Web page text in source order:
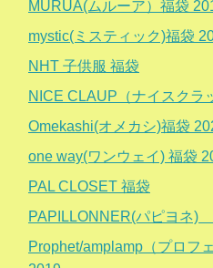
MURUA(ムルーア）福袋
mystic(ミスティック)福袋
NHT 子供服 福袋
NICE CLAUP（ナイスクラ
Omekashi(オメカシ)福袋
one way(ワンウェイ) 福袋
PAL CLOSET 福袋
PAPILLONNER(パピヨネ)
Prophet/amplamp（プロフ